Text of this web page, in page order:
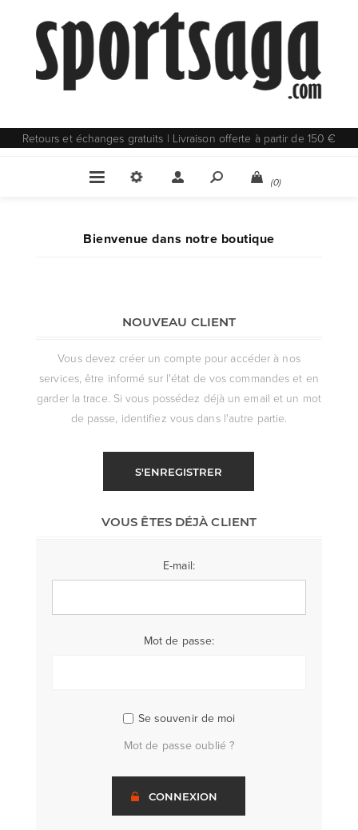
Retours et échanges gratuits | Livraison offerte à partir de 150 €
(0)
Bienvenue dans notre boutique
NOUVEAU CLIENT
Vous devez créer un compte pour accéder à nos
services, être informé sur l'état de vos commandes et en
garder la trace. Si vous possédez déjà un email et un mot
de passe, identifiez vous dans l'autre partie.
S'ENREGISTRER
VOUS ÊTES DÉJÀ CLIENT
E-mail:
Mot de passe:
Se souvenir de moi
Mot de passe oublié ?
CONNEXION